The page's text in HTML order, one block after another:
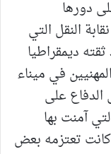
دورها
النقل التي
ديمقراطيا
في ميناء
الدفاع على
آمنت بها
تعتزمه بعض